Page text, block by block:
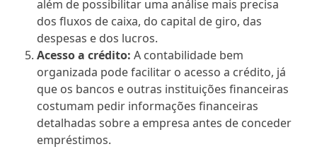
além de possibilitar uma análise mais precisa
dos fluxos de caixa, do capital de giro, das
despesas e dos lucros.
Acesso a crédito: A contabilidade bem
organizada pode facilitar o acesso a crédito, já
que os bancos e outras instituições financeiras
costumam pedir informações financeiras
detalhadas sobre a empresa antes de conceder
empréstimos.